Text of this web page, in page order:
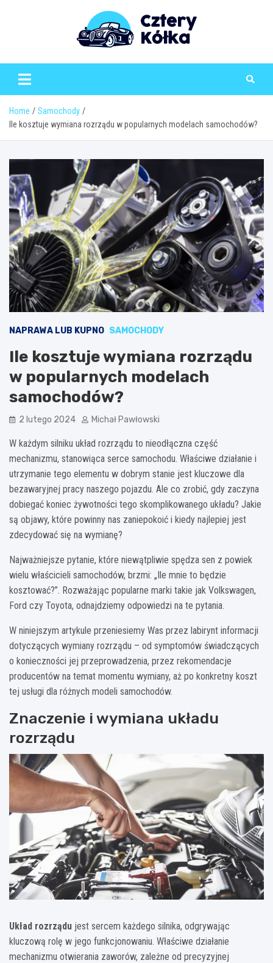
Home
Samochody
Ile kosztuje wymiana rozrządu w popularnych modelach samochodów?
NAPRAWA LUB KUPNO SAMOCHODY
Ile kosztuje wymiana rozrządu
w popularnych modelach
samochodów?
2 lutego 2024 Michał Pawłowski
W każdym silniku układ rozrządu to nieodłączna część
mechanizmu, stanowiąca serce samochodu. Właściwe działanie i
utrzymanie tego elementu w dobrym stanie jest kluczowe dla
bezawaryjnej pracy naszego pojazdu. Ale co zrobić, gdy zaczyna
dobiegać koniec żywotności tego skomplikowanego układu? Jakie
są objawy, które powinny nas zaniepokoić i kiedy najlepiej jest
zdecydować się na wymianę?
Najważniejsze pytanie, które niewątpliwie spędza sen z powiek
wielu właścicieli samochodów, brzmi: „Ile mnie to będzie
kosztować?”. Rozważając popularne marki takie jak Volkswagen,
Ford czy Toyota, odnajdziemy odpowiedzi na te pytania.
W niniejszym artykule przeniesiemy Was przez labirynt informacji
dotyczących wymiany rozrządu – od symptomów świadczących
o konieczności jej przeprowadzenia, przez rekomendacje
producentów na temat momentu wymiany, aż po konkretny koszt
tej usługi dla różnych modeli samochodów.
Znaczenie i wymiana układu
rozrządu
Układ rozrządu jest sercem każdego silnika, odgrywając
kluczową rolę w jego funkcjonowaniu. Właściwe działanie
mechanizmu otwierania zaworów, zależne od precyzyjnej